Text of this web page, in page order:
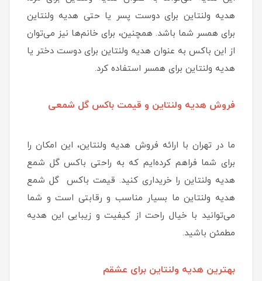
هدیه ولنتاین برای دوست پسر یا حتی هدیه ولنتاین
برای همسر شما باشد. همچنین، برای خانم‌ها نیز می‌توان
از این باکس به عنوان هدیه ولنتاین برای دوست دختر یا
هدیه ولنتاین برای همسر استفاده کرد.
فروش هدیه ولنتاین و قیمت باکس گل شمعی
ما در تهران با ارائه فروش هدیه ولنتاین، این امکان را
برای شما فراهم کرده‌ایم که به راحتی باکس گل شمع
هدیه ولنتاین را خریداری کنید. قیمت باکس گل شمع
هدیه ولنتاین ما بسیار مناسب و رقابتی است و شما
می‌توانید با خیال راحت از کیفیت و زیبایی این هدیه
مطمئن باشید.
بهترین هدیه ولنتاین برای عشقم